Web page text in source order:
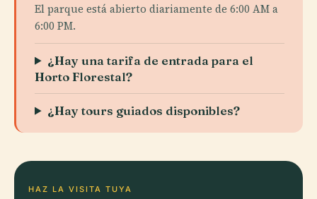
El parque está abierto diariamente de 6:00 AM a
6:00 PM.
¿Hay una tarifa de entrada para el
Horto Florestal?
¿Hay tours guiados disponibles?
HAZ LA VISITA TUYA